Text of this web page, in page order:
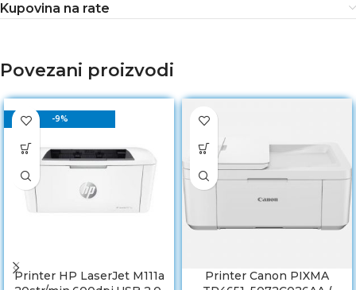
Kupovina na rate
Povezani proizvodi
-9%
Printer HP LaserJet M111a
Printer Canon PIXMA